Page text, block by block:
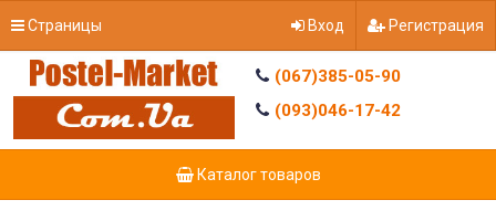
Страницы Вход Регистрация
(067)385-05-90
(093)046-17-42
Каталог товаров